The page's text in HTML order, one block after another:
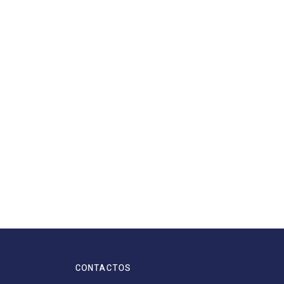
CONTACTOS